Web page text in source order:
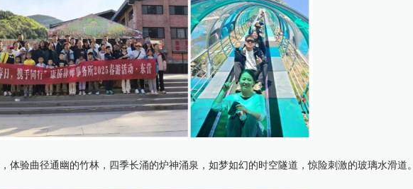
体验曲径通幽的竹林，四季长涌的炉神涌泉，如梦如幻的时空隧道，惊险刺激的玻璃水滑道。